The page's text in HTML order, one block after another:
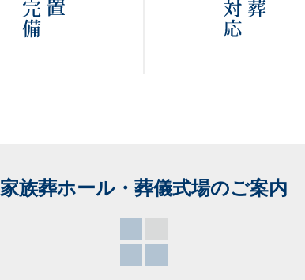
家族葬ホール・葬儀式場のご案内